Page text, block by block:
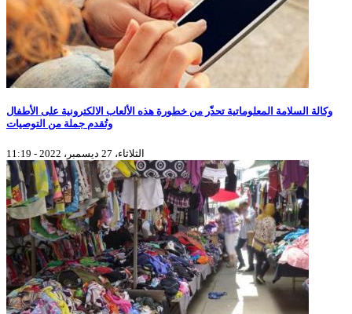
وكالة السلامة المعلوماتية تحذّر من خطورة هذه الألعاب الالكترونية على الأطفال
وتُقدم جملة من التوصيات
الثلاثاء، 27 ديسمبر، 2022 - 11:19